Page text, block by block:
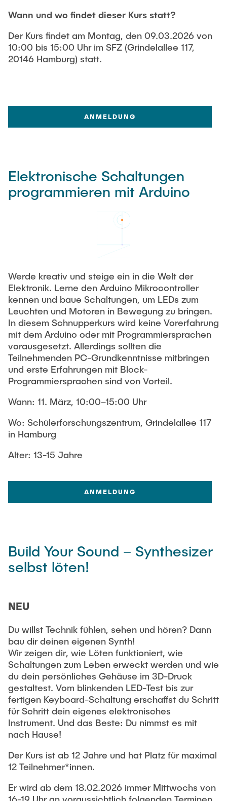
Wann und wo findet dieser Kurs statt?
Der Kurs findet am Montag, den 09.03.2026 von
10:00 bis 15:00 Uhr im SFZ (Grindelallee 117,
20146 Hamburg) statt.
ANMELDUNG
Elektronische Schaltungen
programmieren mit Arduino
Werde kreativ und steige ein in die Welt der
Elektronik. Lerne den Arduino Mikrocontroller
kennen und baue Schaltungen, um LEDs zum
Leuchten und Motoren in Bewegung zu bringen.
In diesem Schnupperkurs wird keine Vorerfahrung
mit dem Arduino oder mit Programmiersprachen
vorausgesetzt. Allerdings sollten die
Teilnehmenden PC-Grundkenntnisse mitbringen
und erste Erfahrungen mit Block-
Programmiersprachen sind von Vorteil.
Wann: 11. März, 10:00–15:00 Uhr
Wo: Schülerforschungszentrum, Grindelallee 117
in Hamburg
Alter: 13-15 Jahre
ANMELDUNG
Build Your Sound – Synthesizer
selbst löten!
NEU
Du willst Technik fühlen, sehen und hören? Dann
bau dir deinen eigenen Synth!
Wir zeigen dir, wie Löten funktioniert, wie
Schaltungen zum Leben erweckt werden und wie
du dein persönliches Gehäuse im 3D-Druck
gestaltest. Vom blinkenden LED-Test bis zur
fertigen Keyboard-Schaltung erschaffst du Schritt
für Schritt dein eigenes elektronisches
Instrument. Und das Beste: Du nimmst es mit
nach Hause!
Der Kurs ist ab 12 Jahre und hat Platz für maximal
12 Teilnehmer*innen.
Er wird ab dem 18.02.2026 immer Mittwochs von